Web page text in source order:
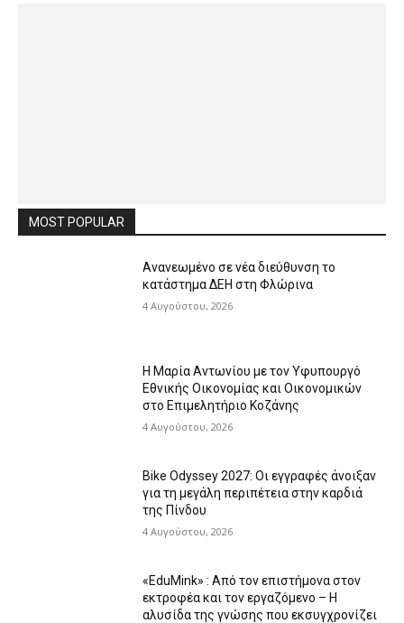
MOST POPULAR
Ανανεωμένο σε νέα διεύθυνση το
κατάστημα ΔΕΗ στη Φλώρινα
4 Αυγούστου, 2026
Η Μαρία Αντωνίου με τον Υφυπουργό
Εθνικής Οικονομίας και Οικονομικών
στο Επιμελητήριο Κοζάνης
4 Αυγούστου, 2026
Bike Odyssey 2027: Οι εγγραφές άνοιξαν
για τη μεγάλη περιπέτεια στην καρδιά
της Πίνδου
4 Αυγούστου, 2026
«EduMink» : Από τον επιστήμονα στον
εκτροφέα και τον εργαζόμενο – Η
αλυσίδα της γνώσης που εκσυγχρονίζει